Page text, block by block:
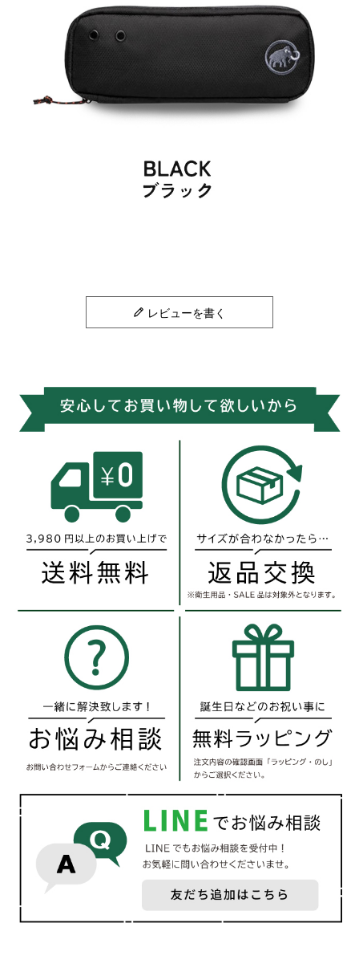
レビューを書く